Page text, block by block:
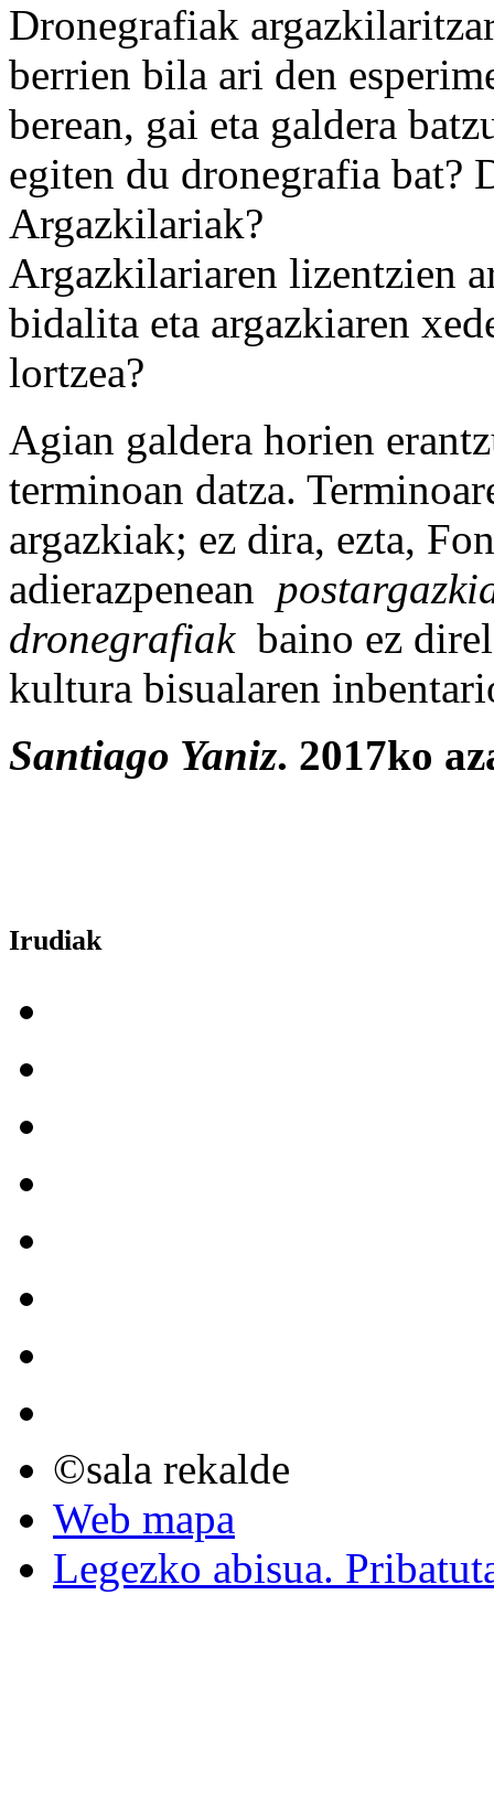
Dronegrafiak
berrien bila ari den
berean, gai eta galdera
egiten du dronegrafia bat?
Argazkilariak?
Argazkilariaren lizentzien
bidalita eta argazkiaren
lortzea?
Agian galdera horien
terminoan datza.
argazkiak; ez dira, ezta,
adierazpenean
dronegrafiak baino ez
kultura bisualaren
Santiago Yaniz. 2017ko
Irudiak
©sala rekalde
Web mapa
Legezko abisua.